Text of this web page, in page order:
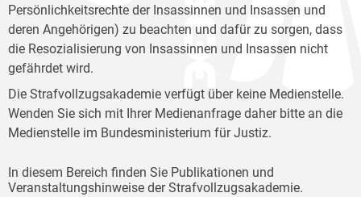
Persönlichkeitsrechte der Insassinnen und Insassen und
deren Angehörigen) zu beachten und dafür zu sorgen, dass
die Resozialisierung von Insassinnen und Insassen nicht
gefährdet wird.
Die Strafvollzugsakademie verfügt über keine Medienstelle.
Wenden Sie sich mit Ihrer Medienanfrage daher bitte an die
Medienstelle im Bundesministerium für Justiz.
In diesem Bereich finden Sie Publikationen und
Veranstaltungshinweise der Strafvollzugsakademie.